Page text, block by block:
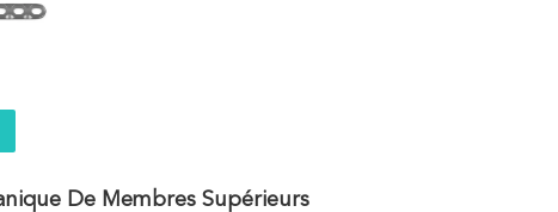
De Membres Supérieurs